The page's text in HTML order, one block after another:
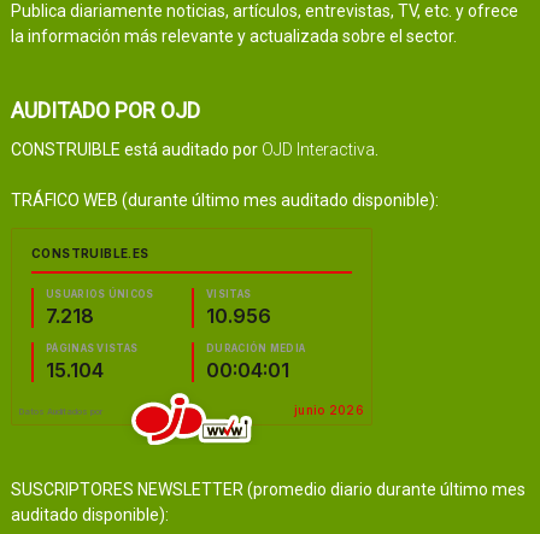
Publica diariamente noticias, artículos, entrevistas, TV, etc. y ofrece
la información más relevante y actualizada sobre el sector.
AUDITADO POR OJD
CONSTRUIBLE está auditado por OJD Interactiva
TRÁFICO WEB (durante último mes auditado disponible):
SUSCRIPTORES NEWSLETTER (promedio diario durante último mes
auditado disponible):